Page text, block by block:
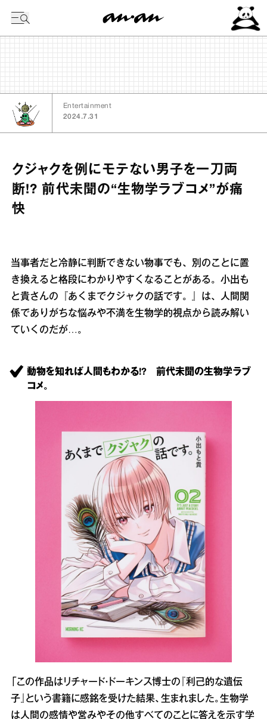
Entertainment
2024.7.31
クジャクを例にモテない男子を一刀両
断!? 前代未聞の“生物学ラブコメ”が痛
快
当事者だと冷静に判断できない物事でも、別のことに置
き換えると格段にわかりやすくなることがある。小出も
と貴さんの『あくまでクジャクの話です。』は、人間関
係でありがちな悩みや不満を生物学的視点から読み解い
ていくのだが…。
動物を知れば人間もわかる!? 前代未聞の生物学ラブ
コメ。
「この作品はリチャード・ドーキンス博士の『利己的な遺伝
子』という書籍に感銘を受けた結果、生まれました。生物学
は人間の感情や営みやその他すべてのことに答えを示す学